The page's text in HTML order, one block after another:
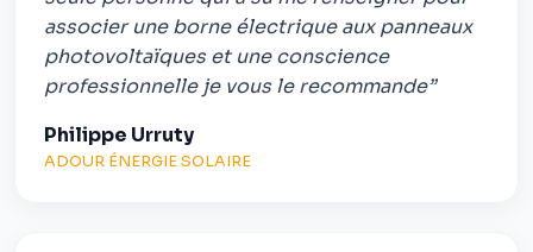
associer une borne électrique aux panneaux
photovoltaïques et une conscience
professionnelle je vous le recommande”
Philippe Urruty
ADOUR ÉNERGIE SOLAIRE